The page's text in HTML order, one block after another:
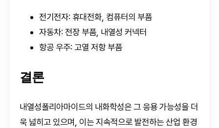
전기전자: 휴대전화, 컴퓨터의 부품
자동차: 전장 부품, 내열성 커넥터
항공 우주: 고열 저항 부품
결론
내열성폴리아마이드의 내화학성은 그 응용 가능성을 더
욱 넓히고 있으며, 이는 지속적으로 발전하는 산업 환경